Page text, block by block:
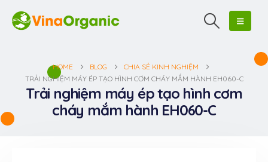
HOME BLOG
CHIA SẺ KINH NGHIỆM
TRẢI NGHIỆM MÁY ÉP TẠO HÌNH CƠM CHÁY MẮM HÀNH EH060-C
Trải nghiệm máy ép tạo hình cơm
cháy mắm hành EH060-C